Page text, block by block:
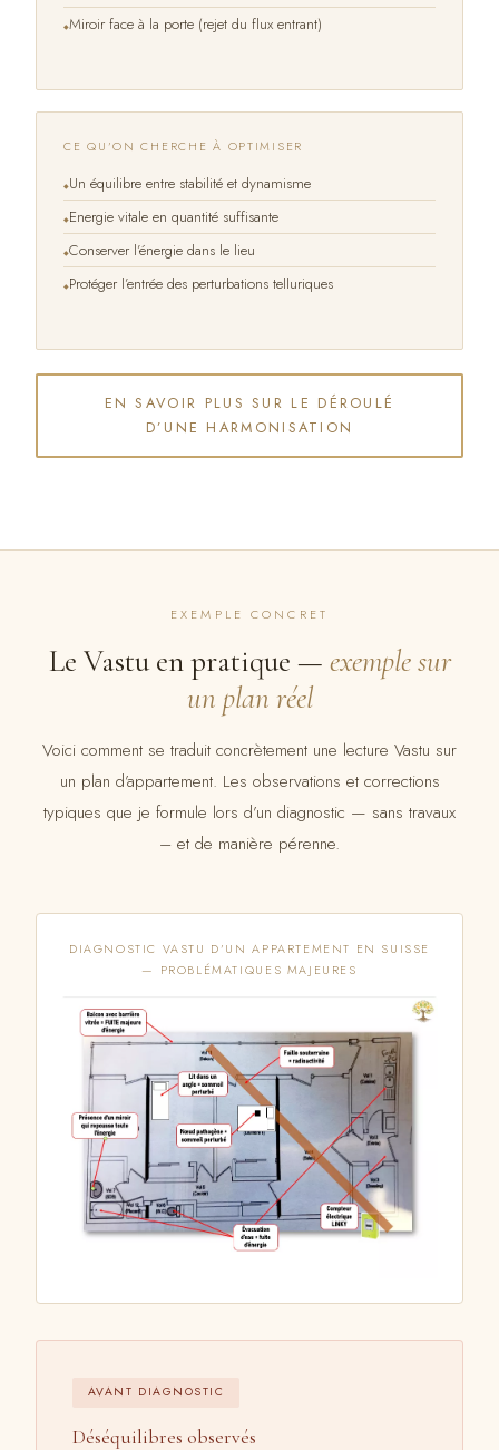
Miroir face à la porte (rejet du flux entrant)
CE QU’ON CHERCHE À OPTIMISER
Un équilibre entre stabilité et dynamisme
Energie vitale en quantité suffisante
Conserver l’énergie dans le lieu
Protéger l’entrée des perturbations telluriques
EN SAVOIR PLUS SUR LE DÉROULÉ
D’UNE HARMONISATION
EXEMPLE CONCRET
Le Vastu en pratique — exemple sur
un plan réel
Voici comment se traduit concrètement une lecture Vastu sur
un plan d’appartement. Les observations et corrections
typiques que je formule lors d’un diagnostic — sans travaux
– et de manière pérenne.
DIAGNOSTIC VASTU D’UN APPARTEMENT EN SUISSE
— PROBLÉMATIQUES MAJEURES
AVANT DIAGNOSTIC
Déséquilibres observés